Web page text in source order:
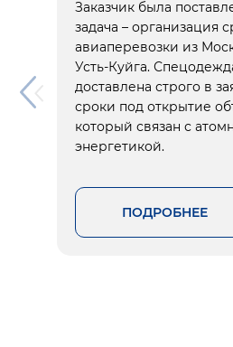
Заказчик была
задача – организация
авиаперевозки из
Усть-Куйга.
доставлена строго в
сроки под открытие
который связан с
энергетикой.
ПОДРОБНЕЕ